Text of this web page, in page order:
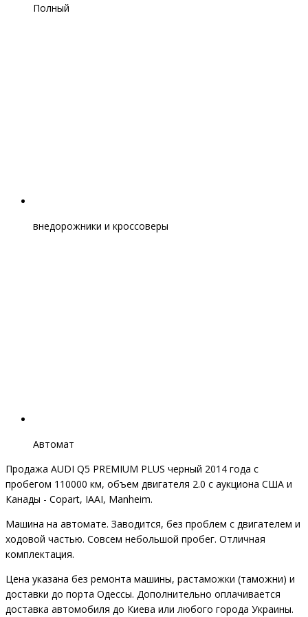
Полный
внедорожники и кроссоверы
Автомат
Продажа AUDI Q5 PREMIUM PLUS черный 2014 года с
пробегом 110000 км, объем двигателя 2.0 с аукциона США и
Канады - Copart, IAAI, Manheim.
Машина на автомате. Заводится, без проблем с двигателем и
ходовой частью. Совсем небольшой пробег. Отличная
комплектация.
Цена указана без ремонта машины, растаможки (таможни) и
доставки до порта Одессы. Дополнительно оплачивается
доставка автомобиля до Киева или любого города Украины.